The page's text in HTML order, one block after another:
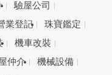
驗屋公司
業登記
珠寶鑑定
機車改裝
仲介
機械設備